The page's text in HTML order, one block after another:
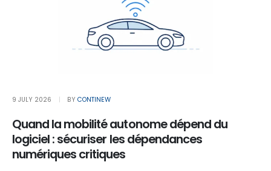
9 JULY 2026 BY CONTINEW
Quand la mobilité autonome dépend du
logiciel : sécuriser les dépendances
numériques critiques